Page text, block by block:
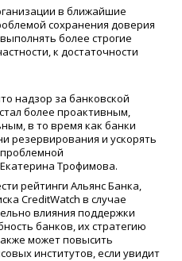
в ближайшие
сохранения доверия
более строгие
к достаточности
надзор за банковской
более проактивным,
в то время как банки
резервирования и ускорять
Трофимова.
рейтинги Альянс Банка,
CreditWatch в случае
влияния поддержки
банков, их стратегию
может повысить
институтов, если увидит